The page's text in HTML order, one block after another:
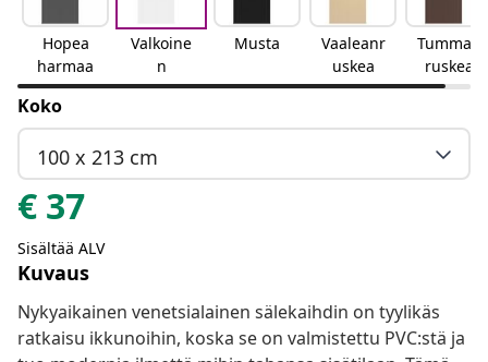
Hopea
harmaa
Valkoine
n
Musta
Vaaleanr
uskea
Tumman
ruskea
Koko
100 x 213 cm
€ 37
Sisältää ALV
Kuvaus
Nykyaikainen venetsialainen sälekaihdin on tyylikäs
ratkaisu ikkunoihin, koska se on valmistettu PVC:stä ja